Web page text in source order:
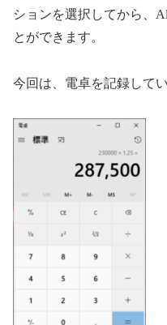
ションを選択してから、
とができます。
今回は、電卓を記録してい